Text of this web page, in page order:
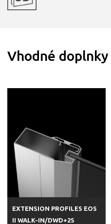
Vhodné doplnky
EXTENSION PROFILES EOS
II WALK-IN/DWD+2S